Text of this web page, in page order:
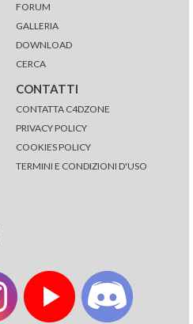
FORUM
GALLERIA
DOWNLOAD
CERCA
CONTATTI
CONTATTA C4DZONE
PRIVACY POLICY
COOKIES POLICY
TERMINI E CONDIZIONI D'USO